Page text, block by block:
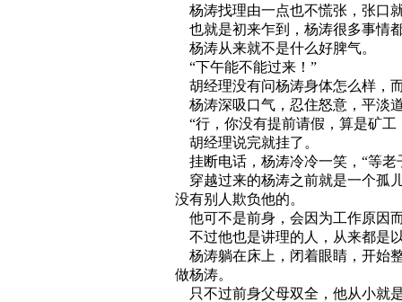
杨涛找理由一点也不慌张，张口
也就是初来乍到，杨涛很多事情
杨涛从来就不是什么好脾气。
“下午能不能过来！”
胡经理没有问杨涛身体怎么样，
杨涛深吸口气，忍住怒意，平淡
“行，你没有提前请假，算是矿工
胡经理说完就挂了。
挂断电话，杨涛冷冷一笑，“等老
穿越过来的杨涛之前就是一个孤
没有别人欺负他的。
他可不是前身，会因为工作原因
不过他也是讲理的人，从来都是
杨涛躺在床上，闭着眼睛，开始
做杨涛。
只不过前身父母双全，他从小就